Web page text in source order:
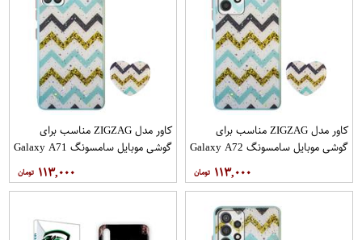
کاور مدل ZIGZAG مناسب برای
گوشی موبایل سامسونگ Galaxy A72
۱۱۳,۰۰۰
کاور مدل ZIGZAG مناسب برای
گوشی موبایل سامسونگ Galaxy A71
۱۱۳,۰۰۰